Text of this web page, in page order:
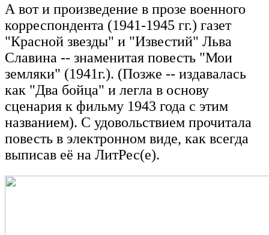
А вот и произведение в прозе военного
корреспондента (1941-1945 гг.) газет
"Красной звезды" и "Известий" Льва
Славина -- знаменитая повесть "Мои
земляки" (1941г.). (Позже -- издавалась
как "Два бойца" и легла в основу
сценария к фильму 1943 года с этим
названием). С удовольствием прочитала
повесть в электронном виде, как всегда
выписав её на ЛитРес(е).